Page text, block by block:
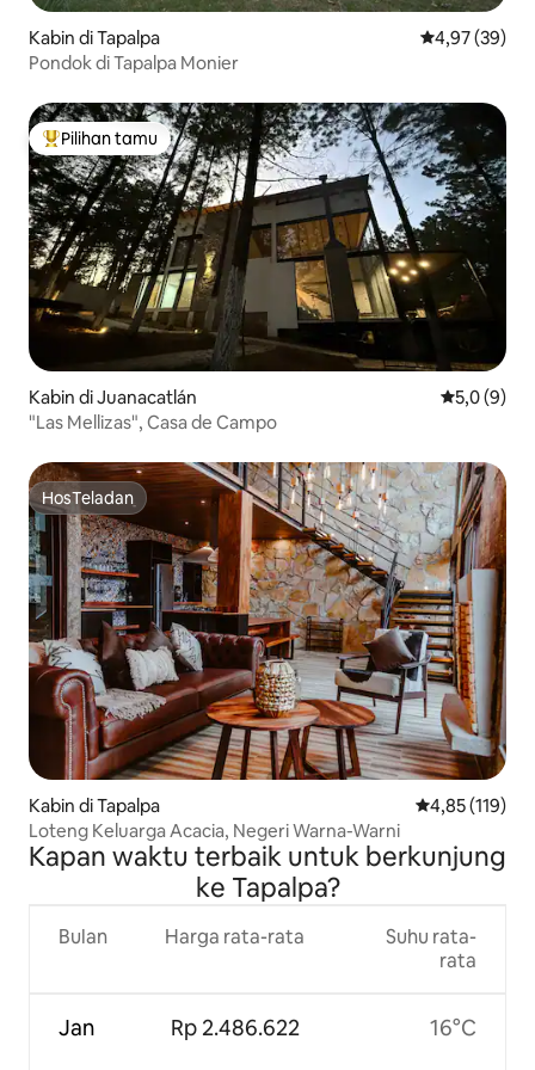
Kabin di Tapalpa Nilai rata-rata
4,97 (39)
Pondok di Tapalpa Monier
Pilihan tamu terpopuler
Pilihan tamu
Kabin di Juanacatlán Nilai rata-
5,0 (9)
"Las Mellizas", Casa de Campo
HosTeladan
HosTeladan
Kabin di Tapalpa Nilai rata-rata
4,85 (119)
Loteng Keluarga Acacia, Negeri Warna-Warni
Kapan waktu terbaik untuk berkunjung
ke Tapalpa?
Bulan
Jan
Harga rata-rata
Rp 2.486.622
Suhu rata-
rata
16°C